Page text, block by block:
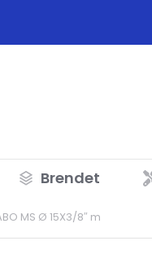
Brendet
MS Ø 15X3/8″ m